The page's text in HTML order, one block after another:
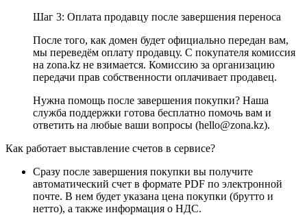
Шаг 3: Оплата продавцу после завершения переноса
После того, как домен будет официально передан вам,
мы переведём оплату продавцу. С покупателя комиссия
на zona.kz не взимается. Комиссию за организацию
передачи прав собственности оплачивает продавец.
Нужна помощь после завершения покупки? Наша
служба поддержки готова бесплатно помочь вам и
ответить на любые ваши вопросы (hello@zona.kz).
Как работает выставление счетов в сервисе?
Сразу после завершения покупки вы получите
автоматический счет в формате PDF по электронной
почте. В нем будет указана цена покупки (брутто и
нетто), а также информация о НДС.